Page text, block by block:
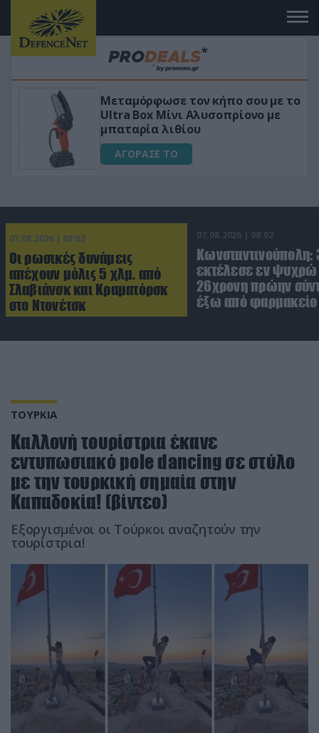
Μεταμόρφωσε τον κήπο σου με το
Ultra Box Μίνι Αλυσοπρίονο με
μπαταρία λιθίου
ΑΓΟΡΑΣΕ ΤΟ
07.08.2026 | 08:02
Οι ρωσικές δυνάμεις
απέχουν μόλις 5 χλμ. από
Σλαβιάνσκ και Κραματόρσκ
στο Ντονέτσκ
07.08.2026 | 08:02
Κωνσταντινούπολη:
εκτέλεσε εν ψυχρώ
26χρονη πρώην
έξω από φαρμακείο
ΤΟΥΡΚΙΑ
Καλλονή τουρίστρια έκανε
εντυπωσιακό pole dancing σε στύλο
με την τουρκική σημαία στην
Καπαδοκία! (βίντεο)
Εξοργισμένοι οι Τούρκοι αναζητούν την
τουρίστρια!